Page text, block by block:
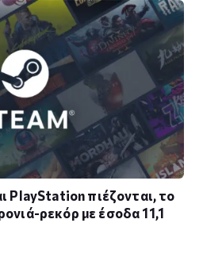
PlayStation πιέζονται, το
ρεκόρ με έσοδα 11,1